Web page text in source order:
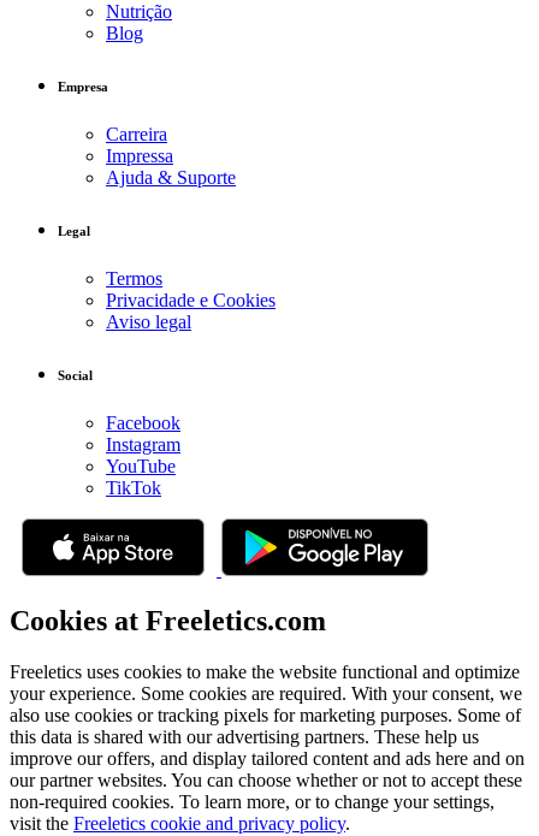
Nutrição
Blog
Empresa
Carreira
Impressa
Ajuda & Suporte
Legal
Termos
Privacidade e Cookies
Aviso legal
Social
Facebook
Instagram
YouTube
TikTok
Cookies at Freeletics.com
Freeletics uses cookies to make the website functional and optimize
your experience. Some cookies are required. With your consent, we
also use cookies or tracking pixels for marketing purposes. Some of
this data is shared with our advertising partners. These help us
improve our offers, and display tailored content and ads here and on
our partner websites. You can choose whether or not to accept these
non-required cookies. To learn more, or to change your settings,
visit the Freeletics cookie and privacy policy.